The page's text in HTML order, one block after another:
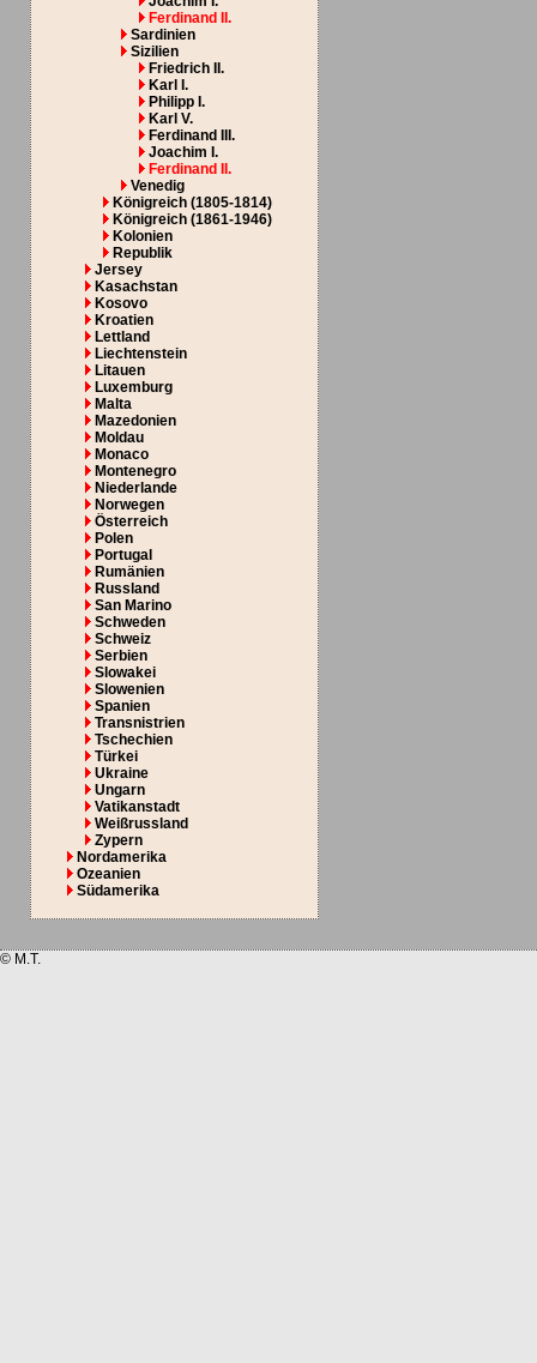
Ferdinand II.
Sardinien
Sizilien
Friedrich II.
Karl I.
Philipp I.
Karl V.
Ferdinand III.
Joachim I.
Ferdinand II.
Venedig
Königreich (1805-1814)
Königreich (1861-1946)
Kolonien
Republik
Jersey
Kasachstan
Kosovo
Kroatien
Lettland
Liechtenstein
Litauen
Luxemburg
Malta
Mazedonien
Moldau
Monaco
Montenegro
Niederlande
Norwegen
Österreich
Polen
Portugal
Rumänien
Russland
San Marino
Schweden
Schweiz
Serbien
Slowakei
Slowenien
Spanien
Transnistrien
Tschechien
Türkei
Ukraine
Ungarn
Vatikanstadt
Weißrussland
Zypern
Nordamerika
Ozeanien
Südamerika
© M.T.